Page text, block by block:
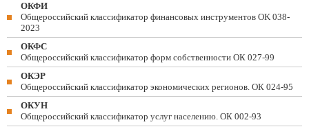
ОКФИ
Общероссийский классификатор финансовых инструментов OK 038-
2023
ОКФС
Общероссийский классификатор форм собственности ОК 027-99
ОКЭР
Общероссийский классификатор экономических регионов. ОК 024-95
ОКУН
Общероссийский классификатор услуг населению. ОК 002-93